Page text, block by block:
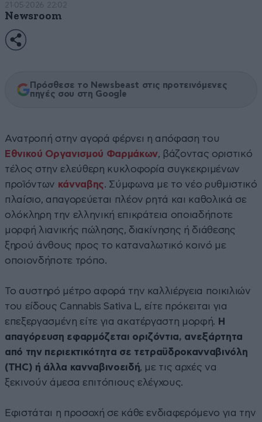
21·05·2026 22:02
Newsroom
Πρόσθεσε το Newsbeast στις προτεινόμενες
πηγές σου στη Google
Ανατροπή στην αγορά φέρνει η απόφαση του
Εθνικού Οργανισμού Φαρμάκων, βάζοντας οριστικό
τέλος στην ελεύθερη κυκλοφορία συγκεκριμένων
προϊόντων κάνναβης. Σύμφωνα με το νέο ρυθμιστικό
πλαίσιο, απαγορεύεται πλέον ρητά και καθολικά σε
ολόκληρη την ελληνική επικράτεια οποιαδήποτε
μορφή λιανικής πώλησης, διακίνησης ή διάθεσης
ξηρού άνθους προς το καταναλωτικό κοινό με
οποιονδήποτε τρόπο.
Το αυστηρό μέτρο αφορά την καλλιέργεια ποικιλιών
του είδους Cannabis Sativa L, είτε πρόκειται για
επεξεργασμένη είτε για ακατέργαστη μορφή. Η
απαγόρευση εφαρμόζεται οριζόντια, ανεξάρτητα
από την περιεκτικότητα σε τετραϋδροκανναβινόλη
(THC) ή άλλα κανναβινοειδή, με τις αρχές να
ξεκινούν άμεσα επιτόπιους ελέγχους.
Εφιστάται η προσοχή σε κάθε ενδιαφερόμενο για την